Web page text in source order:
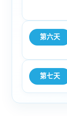
第六天
第七天